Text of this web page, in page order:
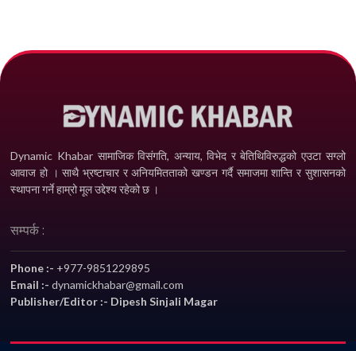
Dynamic Khabar सामाजिक विसंगति, अन्याय, विभेद­ र बेतिथिविरुद्धको एउटा सग्लो
आवाज हो । साथै भ्रष्टाचार र अनियमितताको खण्डन गर्दै समाजमा शान्ति र सुशासनको
स्थापना गर्ने हाम्रो मूल उद्देश्य रहेको छ ।
सम्पर्क :
Phone :- +977-9851229895
Email :-dynamickhabar@gmail.com
Publisher/Editor :- Dipesh Sinjali Magar